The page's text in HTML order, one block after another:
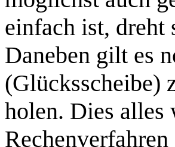
einfach ist, dreht
Daneben gilt es
(Glücksscheibe)
holen. Dies alles